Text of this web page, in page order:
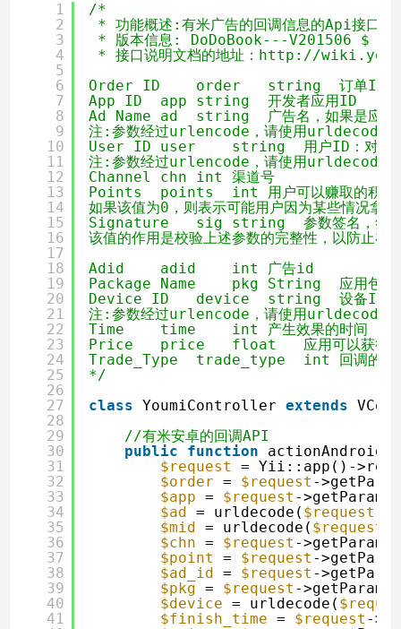
1
2
3
4
5
6
7
8
9
10
11
12
13
14
15
16
17
18
19
20
21
22
23
24
25
26
27
28
29
30
31
32
33
34
35
36
37
38
39
40
41
/*
* 功能概述:有米广告的回调信息的Api接口文
* 版本信息: DoDoBook---V201506 $
* 接口说明文档的地址： http://
Order ID    order   string  订单ID：该值
App ID  app string  开发者应用ID
Ad Name ad  string  广告名，如果是应用
注:参数经过urlencode，请使用urldecode获
User ID user    string  用户ID：对于有米积
注:参数经过urlencode，请使用urldecode获
Channel chn int 渠道号
Points  points  int 用户可以赚取的积分
如果该值为0，则表示可能用户因为某些情况拿
Signature   sig string  参数签名，签名
该值的作用是校验上述参数的完整性，以防止在
Adid    adid    int 广告id
Package Name    pkg String  应用包名
Device ID   device  string  设备ID
注:参数经过urlencode，请使用urldecode获
Time    time    int 产生效果的时间
Price   price   float   应用可以获得的
Trade_Type  trade_type  int 回调的任务
*/
class YoumiController extends
//有米安卓的回调API
public
function
$request
= Yii::app()-
$order = $request -
$app = $request ->getParam(
$ad = urldecode( $request
$mid = urldecode( $request
$chn = $request ->getParam(
$point
= $request -
$ad_id = $request -
$pkg = $request ->getParam(
$device = urldecode(
$finish_time = $request -